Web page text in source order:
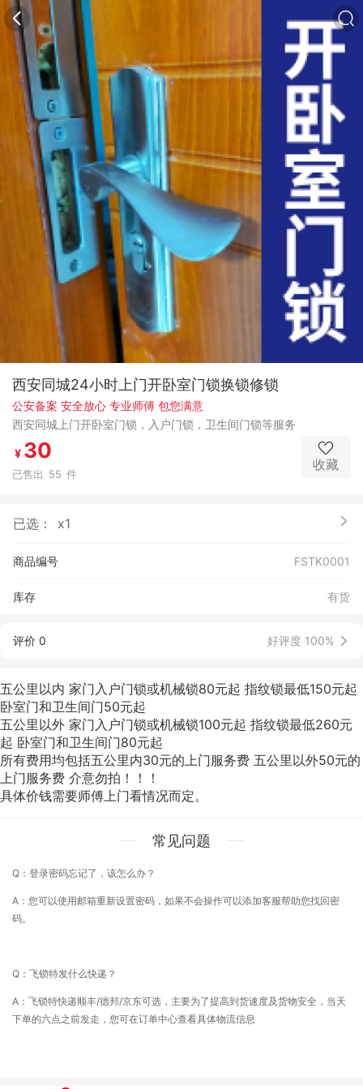
西安同城24小时上门开卧室门锁换锁修锁
公安备案 安全放心 专业师傅 包您满意
西安同城上门开卧室门锁，入户门锁，卫生间门锁等服务
¥ 30
收藏
已售出 55 件
已选： x1
商品编号 FSTK0001
库存 有货
评价 0 好评度 100%
五公里以内 家门入户门锁或机械锁80元起 指纹锁最低150元起
卧室门和卫生间门50元起
五公里以外 家门入户门锁或机械锁100元起 指纹锁最低260元
起 卧室门和卫生间门80元起
所有费用均包括五公里内30元的上门服务费 五公里以外50元的
上门服务费 介意勿拍！！！
具体价钱需要师傅上门看情况而定。
常见问题
Q：登录密码忘记了，该怎么办？
A：您可以使用邮箱重新设置密码，如果不会操作可以添加客服帮助您找回密
码。
Q：飞锁特发什么快递？
A：飞锁特快递顺丰/德邦/京东可选，主要为了提高到货速度及货物安全，当天
下单的六点之前发走，您可在订单中心查看具体物流信息